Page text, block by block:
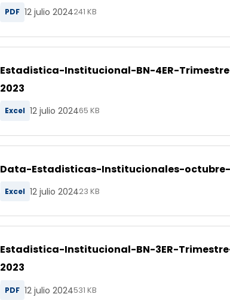
PDF 12 julio 2024241 KB
Estadistica-Institucional-BN-4ER-Trimestre-
2023
Excel 12 julio 202465 KB
Data-Estadisticas-Institucionales-
Excel 12 julio 202423 KB
Estadistica-Institucional-BN-3ER-Trimestre-
2023
PDF 12 julio 2024531 KB